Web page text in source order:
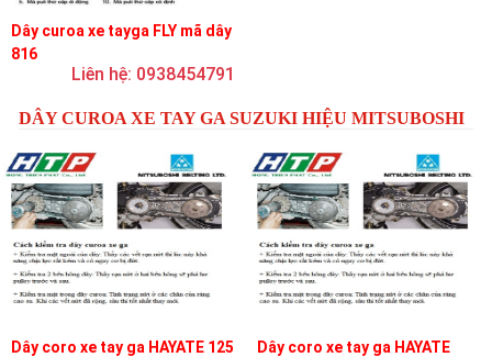
Dây curoa xe tayga FLY mã dây
816
Liên hệ: 0938454791
DÂY CUROA XE TAY GA SUZUKI HIỆU MITSUBOSHI
Dây coro xe tay ga HAYATE 125
Dây coro xe tay ga HAYATE